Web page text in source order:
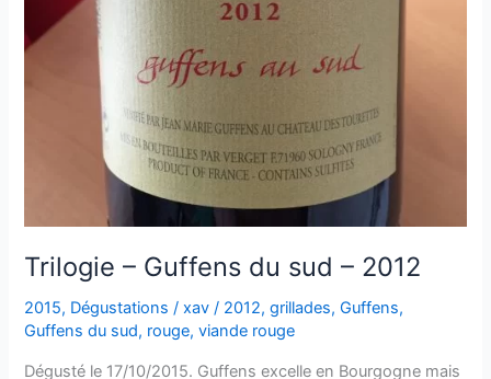
Trilogie – Guffens du sud – 2012
2015, Dégustations /xav/ 2012,grillades,Guffens,
Guffens du sud, rouge,viande rouge
Dégusté le 17/10/2015. Guffens excelle en Bourgogne mais